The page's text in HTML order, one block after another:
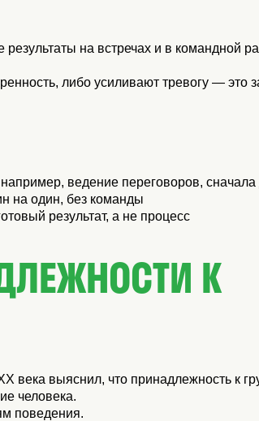
на встречах и в командной
либо усиливают тревогу — это
ведение переговоров, сначала
на один, без команды
результат, а не процесс
К
века выяснил, что принадлежность к
человека.
поведения.